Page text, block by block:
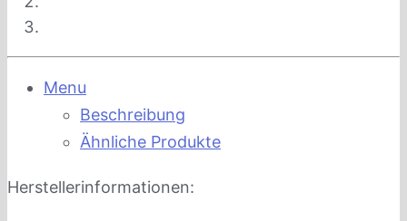
Menu
Beschreibung
Ähnliche Produkte
Herstellerinformationen: